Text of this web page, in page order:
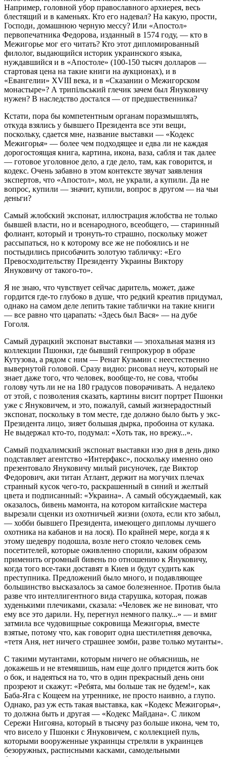
Например, головной убор православного архиерея, весь
блестящий и в каменьях. Кто его надевал? На какую, прости,
Господи, домашнюю черную мессу? Или «Апостол»
первопечатника Федорова, изданный в 1574 году, — кто в
Межигорье мог его читать? Кто этот дипломированный
филолог, выдающийся историк украинского языка,
нуждавшийся и в «Апостоле» (100-150 тысяч долларов —
стартовая цена на такие книги на аукционах), и в
«Евангелии» XVIII века, и в «Сказании о Межигорском
монастыре»? А трипільський глечик зачем был Януковичу
нужен? В наследство достался — от предшественника?
Кстати, пора бы компетентным органам поразмышлять,
откуда взялись у бывшего Президента все эти вещи,
поскольку, сдается мне, название выставки — «Кодекс
Межигорья» — более чем подходящее и едва ли не каждая
дорогостоящая книга, картина, икона, ваза, сабля и так далее
— готовое уголовное дело, а где дело, там, как говорится, и
кодекс. Очень забавно в этом контексте звучат заявления
экспертов, что «Апостол», мол, не украли, а купили. Да не
вопрос, купили — значит, купили, вопрос в другом — на чьи
деньги?
Самый жлобский экспонат, иллюстрация жлобства не только
бывшей власти, но и всенародного, всеобщего, — старинный
фолиант, который и тронуть-то страшно, поскольку может
рассыпаться, но к которому все же не побоялись и не
постыдились присобачить золотую табличку: «Его
Превосходительству Президенту Украины Виктору
Януковичу от такого-то».
Я не знаю, что чувствует сейчас даритель, может, даже
гордится где-то глубоко в душе, что редкий креатив придумал,
однако на самом деле лепить такие таблички на такие книги
— все равно что царапать: «Здесь был Вася» — на дубе
Гоголя.
Самый дурацкий экспонат выставки — эпохальная мазня из
коллекции Пшонки, где бывший генпрокурор в образе
Кутузова, а рядом с ним — Ренат Кузьмин с неестественно
вывернутой головой. Сразу видно: рисовал неуч, который не
знает даже того, что человек, вообще-то, не сова, чтобы
голову чуть ли не на 180 градусов поворачивать. А недалеко
от этой, с позволения сказать, картины висит портрет Пшонки
уже с Януковичем, и это, пожалуй, самый жизнерадостный
экспонат, поскольку в том месте, где должно было быть у экс-
Президента лицо, зияет большая дырка, пробоина от кулака.
Не выдержал кто-то, подумал: «Хоть так, но врежу...».
Самый подхалимский экспонат выставки изо дня в день дико
подставляет агентство «Интерфакс», поскольку именно оно
презентовало Януковичу милый рисуночек, где Виктор
Федорович, аки титан Атлант, держит на могучих плечах
странный кусок чего-то, раскрашенный в синий и желтый
цвета и подписанный: «Украина». А самый обсуждаемый, как
оказалось, бивень мамонта, на котором китайские мастера
вырезали сценки из охотничьей жизни (охота, если кто забыл,
— хобби бывшего Президента, имеющего дипломы лучшего
охотника на кабанов и на лося). По крайней мере, когда я к
этому шедевру подошла, возле него стояло человек семь
посетителей, которые оживленно спорили, каким образом
применить огромный бивень по отношению к Януковичу,
когда того все-таки доставят в Киев и будут судить как
преступника. Предложений было много, и подавляющее
большинство высказалось за самое болезненное. Против была
разве что интеллигентного вида старушка, которая, пожав
худенькими плечиками, сказала: «Человек же не виноват, что
ему все это дарили. Ну, перегнул немного палку...» — и вмиг
затмила все чудовищные сокровища Межигорья, вместе
взятые, потому что, как говорит одна шестилетняя девочка,
«тетя Аня, нет ничего страшнее зомби, разве только мутанты».
С такими мутантами, которым ничего не объяснишь, не
докажешь и не втемяшишь, нам еще долго придется жить бок
о бок, и надеяться на то, что в один прекрасный день они
прозреют и скажут: «Ребята, мы больше так не будем!», как
Баба-Яга с Кощеем на утреннике, не просто наивно, а глупо.
Однако, раз уж есть такая выставка, как «Кодекс Межигорья»,
то должна быть и другая — «Кодекс Майдана». С ликом
Сережи Нигояна, который в тысячу раз больше икона, чем то,
что висело у Пшонки с Януковичем, с коллекцией пуль,
которыми вооруженные украинцы стреляли в украинцев
безоружных, расписными касками, самодельными